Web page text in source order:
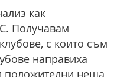
как
Получавам
с които съм
направиха
положителни неща,